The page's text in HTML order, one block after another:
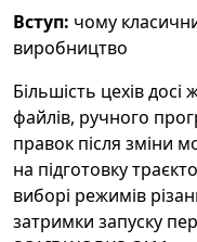
Вступ: чому
виробництво
Більшість цехів досі
файлів, ручного
правок після зміни
на підготовку
виборі режимів
затримки запуску